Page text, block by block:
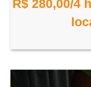
R$ 280,00/4